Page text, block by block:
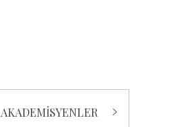
AKADEMİSYENLER